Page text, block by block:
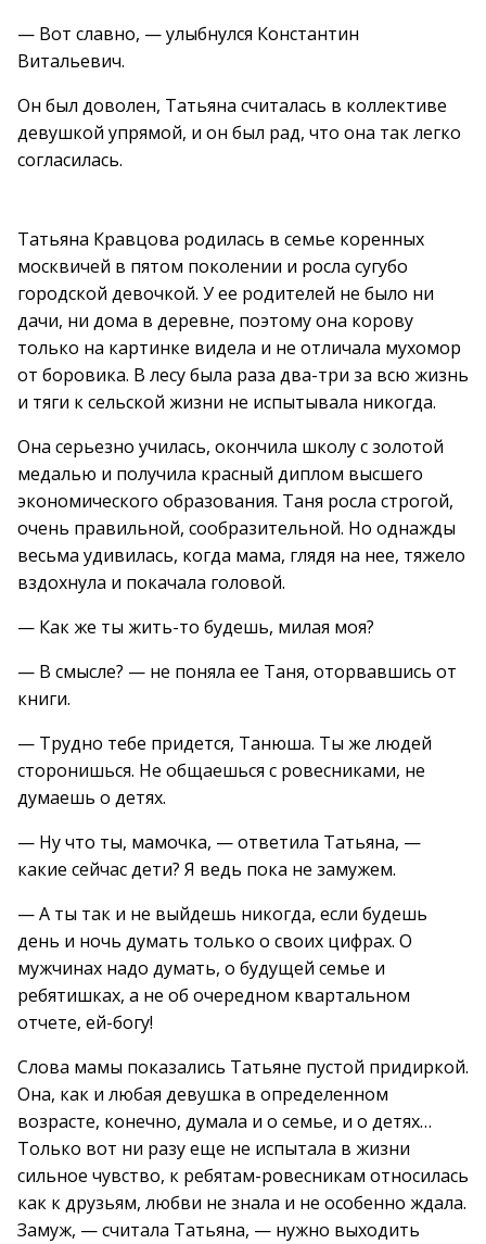
— Вот славно, — улыбнулся Константин
Витальевич.
Он был доволен, Татьяна считалась в коллективе
девушкой упрямой, и он был рад, что она так легко
согласилась.
Татьяна Кравцова родилась в семье коренных
москвичей в пятом поколении и росла сугубо
городской девочкой. У ее родителей не было ни
дачи, ни дома в деревне, поэтому она корову
только на картинке видела и не отличала мухомор
от боровика. В лесу была раза два-три за всю жизнь
и тяги к сельской жизни не испытывала никогда.
Она серьезно училась, окончила школу с золотой
медалью и получила красный диплом высшего
экономического образования. Таня росла строгой,
очень правильной, сообразительной. Но однажды
весьма удивилась, когда мама, глядя на нее, тяжело
вздохнула и покачала головой.
— Как же ты жить-то будешь, милая моя?
— В смысле? — не поняла ее Таня, оторвавшись от
книги.
— Трудно тебе придется, Танюша. Ты же людей
сторонишься. Не общаешься с ровесниками, не
думаешь о детях.
— Ну что ты, мамочка, — ответила Татьяна, —
какие сейчас дети? Я ведь пока не замужем.
— А ты так и не выйдешь никогда, если будешь
день и ночь думать только о своих цифрах. О
мужчинах надо думать, о будущей семье и
ребятишках, а не об очередном квартальном
отчете, ей-богу!
Слова мамы показались Татьяне пустой придиркой.
Она, как и любая девушка в определенном
возрасте, конечно, думала и о семье, и о детях…
Только вот ни разу еще не испытала в жизни
сильное чувство, к ребятам-ровесникам относилась
как к друзьям, любви не знала и не особенно ждала.
Замуж, — считала Татьяна, — нужно выходить